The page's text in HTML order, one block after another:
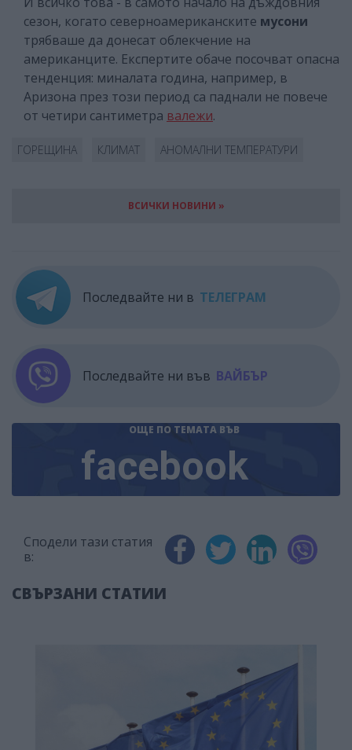
сезон, когато северноамериканските мусони
трябваше да донесат облекчение на
американците. Експертите обаче посочват опасна
тенденция: миналата година, например, в
Аризона през този период са паднали не повече
от четири сантиметра валежи.
ГОРЕЩИНА КЛИМАТ АНОМАЛНИ ТЕМПЕРАТУРИ
ВСИЧКИ НОВИНИ »
Последвайте ни в ТЕЛЕГРАМ
Последвайте ни във ВАЙБЪР
ОЩЕ ПО ТЕМАТА ВЪВ
facebook
Сподели тази статия
в:
СВЪРЗАНИ СТАТИИ